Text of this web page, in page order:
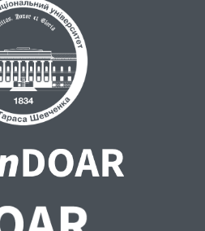
загроз, синтез
про механізми
і результати
потенційних
даних.
технічні аспекти
пікселів, їхню
без прямої згоди, а
з ідентифікацією
даних на сторонні